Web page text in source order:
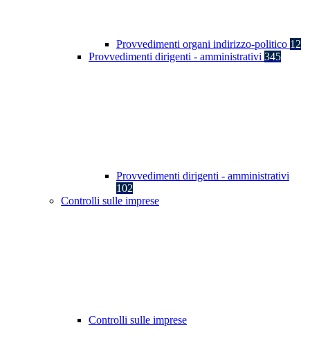
Provvedimenti organi indirizzo-politico 12
Provvedimenti dirigenti - amministrativi 345
Provvedimenti dirigenti - amministrativi
102
Controlli sulle imprese
Controlli sulle imprese